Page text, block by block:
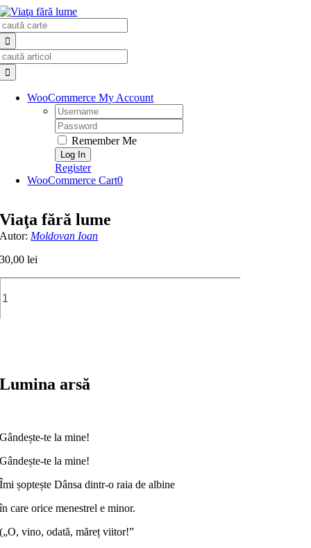
Skip
to
content
WooCommerce My Account
Username:
Password:
Remember Me
Register
WooCommerce Cart0
Viaţa fără lume
Autor: Moldovan Ioan
30,00lei
Lumina arsă
Gândește-te la mine!
Gândește-te la mine!
Îmi șoptește Dânsa dintr-o raia de albine
în care orice menestrel e minor.
(„O, vino, odată, măreț viitor!”